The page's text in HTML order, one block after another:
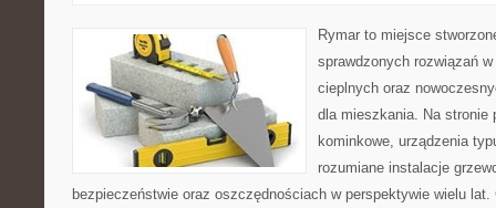
Rymar to miejsce
sprawdzonych rozwiązań
cieplnych oraz
dla mieszkania. Na stronie
kominkowe, urządzenia
rozumiane instalacje
bezpieczeństwie oraz oszczędnościach w perspektywie wielu lat.